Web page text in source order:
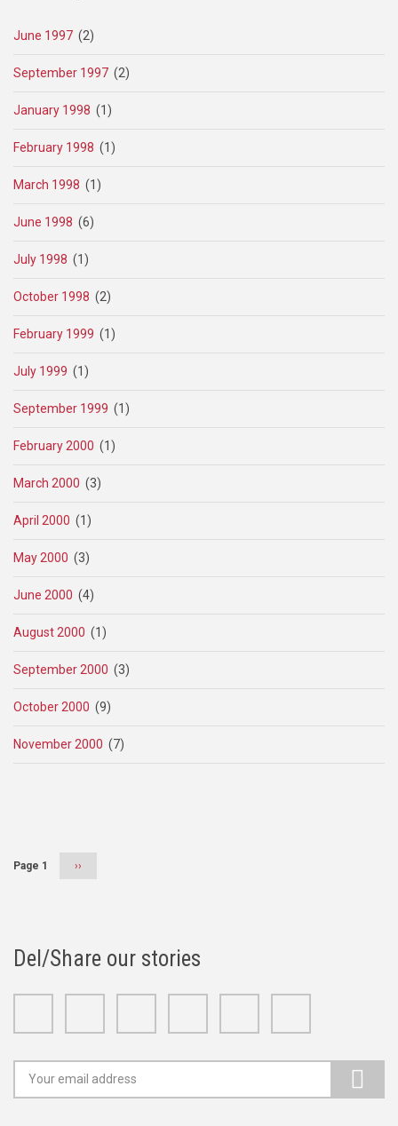
June 1997 (2)
September 1997 (2)
January 1998 (1)
February 1998 (1)
March 1998 (1)
June 1998 (6)
July 1998 (1)
October 1998 (2)
February 1999 (1)
July 1999 (1)
September 1999 (1)
February 2000 (1)
March 2000 (3)
April 2000 (1)
May 2000 (3)
June 2000 (4)
August 2000 (1)
September 2000 (3)
October 2000 (9)
November 2000 (7)
Page 1
Next
››
Del/Share our stories